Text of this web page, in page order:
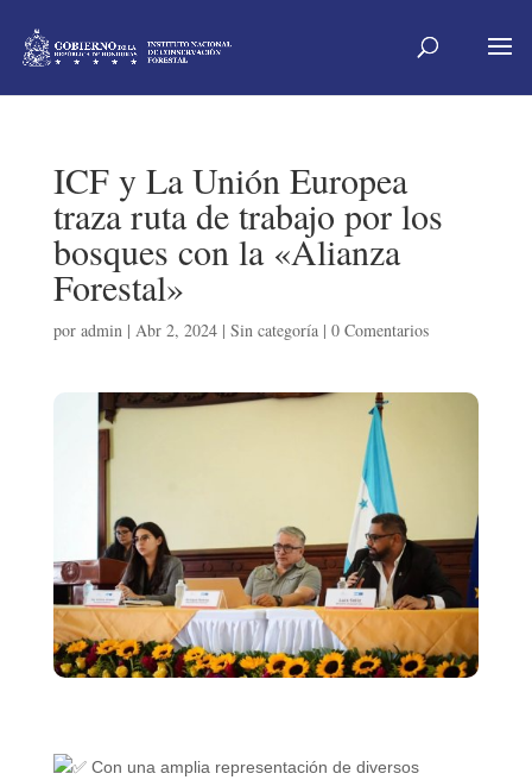
ICF y La Unión Europea
traza ruta de trabajo por los
bosques con la «Alianza
Forestal»
por admin| Abr 2, 2024| Sin categoría| 0 Comentarios
Con una amplia representación de diversos